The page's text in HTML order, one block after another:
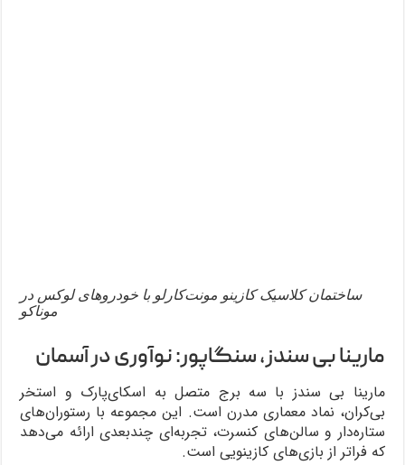
ساختمان کلاسیک کازینو مونت‌کارلو با خودروهای لوکس در
موناکو
مارینا بی سندز، سنگاپور: نوآوری در آسمان
مارینا بی سندز با سه برج متصل به اسکای‌پارک و استخر
بی‌کران، نماد معماری مدرن است. این مجموعه با رستوران‌های
ستاره‌دار و سالن‌های کنسرت، تجربه‌ای چندبعدی ارائه می‌دهد
که فراتر از بازی‌های کازینویی است.